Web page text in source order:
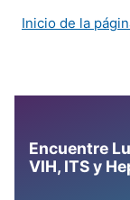
Inicio de la
Encuentre
VIH, ITS y